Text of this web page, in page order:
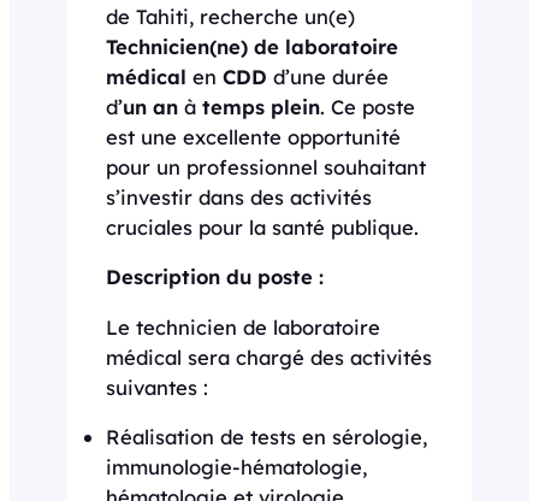
de Tahiti, recherche un(e)
Technicien(ne) de laboratoire
médical en CDD d’une durée
d’un an à temps plein. Ce poste
est une excellente opportunité
pour un professionnel souhaitant
s’investir dans des activités
cruciales pour la santé publique.
Description du poste :
Le technicien de laboratoire
médical sera chargé des activités
suivantes :
Réalisation de tests en sérologie,
immunologie-hématologie,